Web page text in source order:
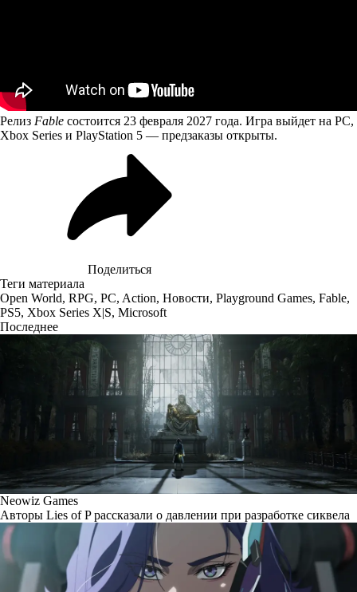
Релиз Fable состоится 23 февраля 2027 года. Игра выйдет на PC,
Xbox Series и PlayStation 5 — предзаказы открыты.
Поделиться
Теги материала
Open World, RPG, PC, Action, Новости, Playground Games, Fable,
PS5, Xbox Series X|S, Microsoft
Последнее
Neowiz Games
Авторы Lies of P рассказали о давлении при разработке сиквела